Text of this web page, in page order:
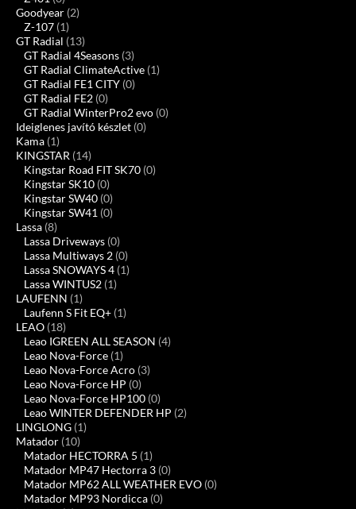
Goodyear (2)
Z-107 (1)
GT Radial (13)
GT Radial 4Seasons (3)
GT Radial ClimateActive (1)
GT Radial FE1 CITY (0)
GT Radial FE2 (0)
GT Radial WinterPro2 evo (0)
Ideiglenes javító készlet (0)
Kama (1)
KINGSTAR (14)
Kingstar Road FIT SK70 (0)
Kingstar SK10 (0)
Kingstar SW40 (0)
Kingstar SW41 (0)
Lassa (8)
Lassa Driveways (0)
Lassa Multiways 2 (0)
Lassa SNOWAYS 4 (1)
Lassa WINTUS2 (1)
LAUFENN (1)
Laufenn S Fit EQ+ (1)
LEAO (18)
Leao IGREEN ALL SEASON (4)
Leao Nova-Force (1)
Leao Nova-Force Acro (3)
Leao Nova-Force HP (0)
Leao Nova-Force HP100 (0)
Leao WINTER DEFENDER HP (2)
LINGLONG (1)
Matador (10)
Matador HECTORRA 5 (1)
Matador MP47 Hectorra 3 (0)
Matador MP62 ALL WEATHER EVO (0)
Matador MP93 Nordicca (0)